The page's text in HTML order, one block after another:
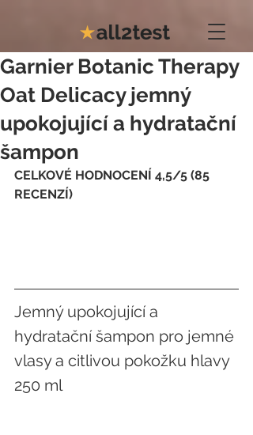
Garnier Botanic Therapy
Oat Delicacy jemný
upokojující a hydratační
šampon
CELKOVÉ HODNOCENÍ 4,5/5 (85
RECENZÍ)
Jemný upokojující a
hydratační šampon pro jemné
vlasy a citlivou pokožku hlavy
250 ml